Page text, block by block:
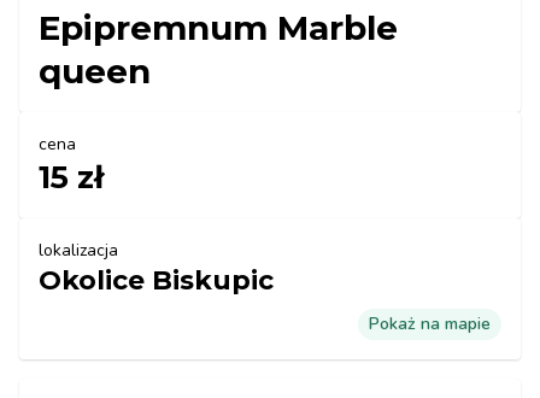
Epipremnum Marble
queen
cena
15 zł
lokalizacja
Okolice Biskupic
Pokaż na mapie